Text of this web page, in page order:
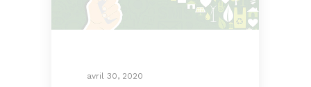
avril 30, 2020